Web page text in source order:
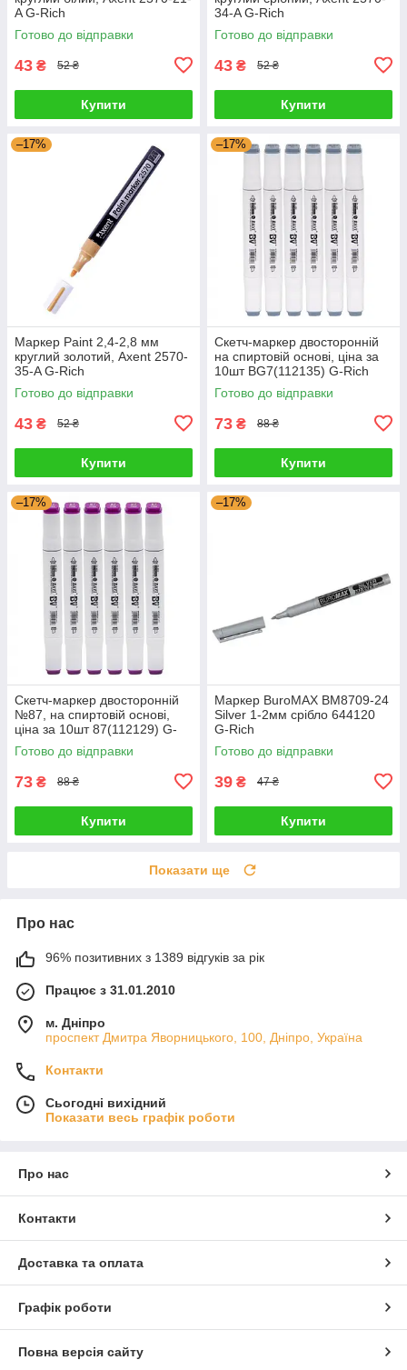
A G-Rich
Готово до відправки
43 ₴ 52 ₴
Купити
34-A G-Rich
Готово до відправки
43 ₴ 52 ₴
Купити
–17%
Маркер Paint 2,4-2,8 мм
круглий золотий, Axent 2570-
35-A G-Rich
Готово до відправки
43 ₴ 52 ₴
Купити
–17%
Скетч-маркер двосторонній
на спиртовій основі, ціна за
10шт BG7(112135) G-Rich
Готово до відправки
73 ₴ 88 ₴
Купити
–17%
Скетч-маркер двосторонній
№87, на спиртовій основі,
ціна за 10шт 87(112129) G-
Rich
Готово до відправки
73 ₴ 88 ₴
Купити
–17%
Маркер BuroMAX BM8709-24
Silver 1-2мм срібло 644120
G-Rich
Готово до відправки
39 ₴ 47 ₴
Купити
Показати ще
Про нас
96% позитивних з 1389 відгуків за рік
Працює з 31.01.2010
м. Дніпро
проспект Дмитра Яворницького, 100, Дніпро, Україна
Контакти
Сьогодні вихідний
Показати весь графік роботи
Про нас
Контакти
Доставка та оплата
Графік роботи
Повна версія сайту